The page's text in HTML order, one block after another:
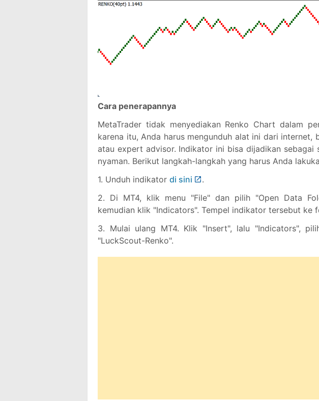
Cara penerapannya
MetaTrader tidak menyediakan Renko Chart dalam
karena itu, Anda harus mengunduh alat ini dari internet,
atau expert advisor. Indikator ini bisa dijadikan sebagai
nyaman. Berikut langkah-langkah yang harus Anda
1. Unduh indikator di sini
.
2. Di MT4, klik menu "File" dan pilih "Open Data
kemudian klik "Indicators". Tempel indikator tersebut ke
3. Mulai ulang MT4. Klik "Insert", lalu "Indicators",
"LuckScout-Renko".